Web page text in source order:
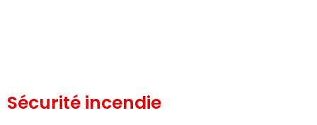
Sécurité incendie